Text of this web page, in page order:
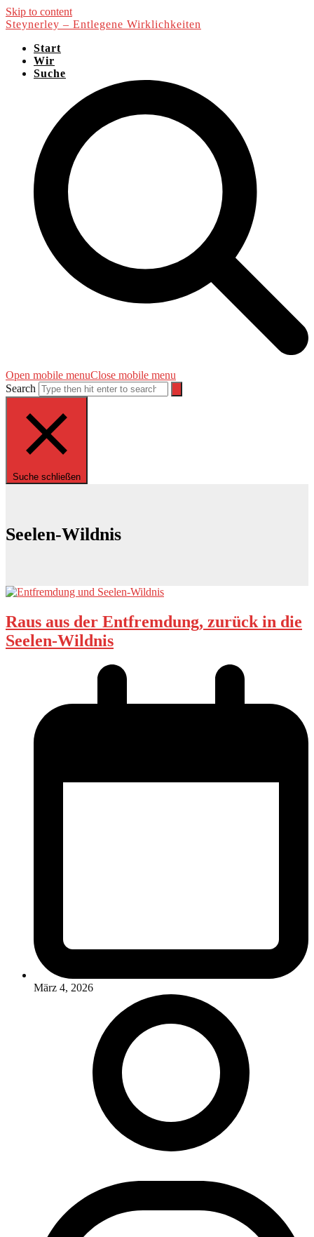
Skip to content
Steynerley – Entlegene Wirklichkeiten
Start
Wir
Suche
Open mobile menuClose mobile menu
Search
Suche schließen
Seelen-Wildnis
Raus aus der Entfremdung, zurück in die
Seelen-Wildnis
März 4, 2026